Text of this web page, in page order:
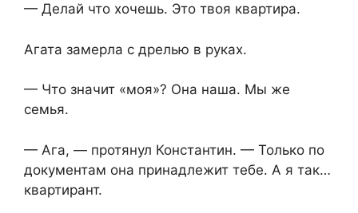
— Делай что хочешь. Это твоя квартира.
Агата замерла с дрелью в руках.
— Что значит «моя»? Она наша. Мы же
семья.
— Ага, — протянул Константин. — Только по
документам она принадлежит тебе. А я так…
квартирант.